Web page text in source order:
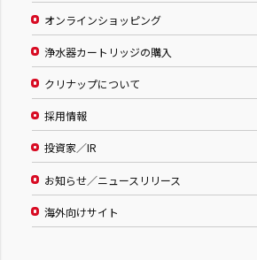
オンラインショッピング
浄水器カートリッジの購入
クリナップについて
採用情報
投資家／IR
お知らせ／ニュースリリース
海外向けサイト